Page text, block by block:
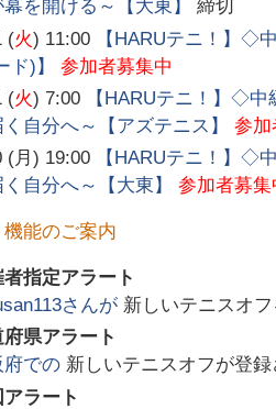
を開ける～【大東】
締切
(火) 11:00
【HARUテニ！】◇
ド)】
参加者募集中
(火) 7:00
【HARUテニ！】◇
自分へ～【アズテニス】
参加
(月) 19:00
【HARUテニ！】◇
自分へ～【大東】
参加者募集
能のご案内
指定アラート
さんが 新しいテニスオ
県アラート
府での 新しいテニスオフが登
ラート